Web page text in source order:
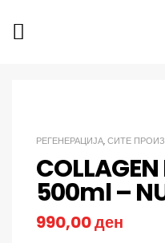
РЕГЕНЕРАЦИЈА,СИТЕ
500ml –
990,00ден